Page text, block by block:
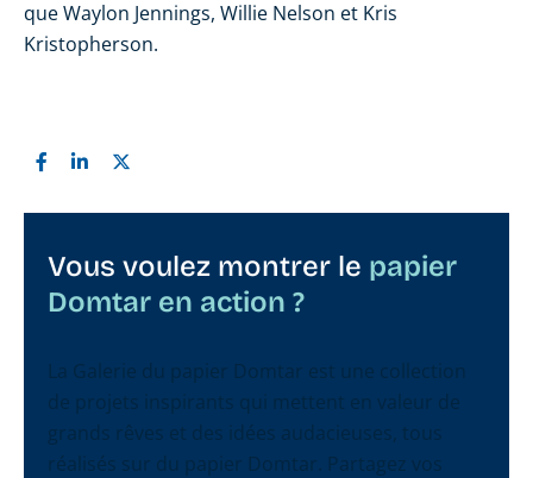
que Waylon Jennings, Willie Nelson et Kris
Kristopherson.
Vous voulez montrer le papier
Domtar en action ?
La Galerie du papier Domtar est une collection
de projets inspirants qui mettent en valeur de
grands rêves et des idées audacieuses, tous
réalisés sur du papier Domtar. Partagez vos